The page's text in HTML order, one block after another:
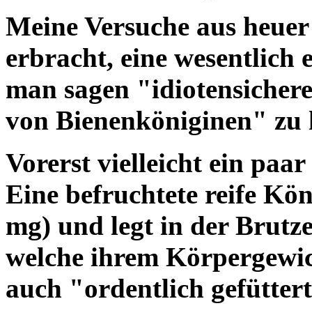
Meine Versuche aus
erbracht, eine wesentlich
man sagen
von Bienenköniginen" zu
Vorerst vielleicht ein
Eine befruchtete reife
mg) und legt in der
welche ihrem
auch "ordentlich